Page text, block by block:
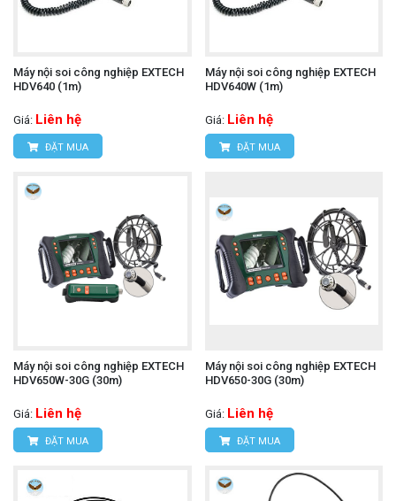
Máy nội soi công nghiệp EXTECH
HDV640 (1m)
Giá: Liên hệ
ĐẶT MUA
Máy nội soi công nghiệp EXTECH
HDV640W (1m)
Giá: Liên hệ
ĐẶT MUA
Máy nội soi công nghiệp EXTECH
HDV650W-30G (30m)
Giá: Liên hệ
ĐẶT MUA
Máy nội soi công nghiệp EXTECH
HDV650-30G (30m)
Giá: Liên hệ
ĐẶT MUA